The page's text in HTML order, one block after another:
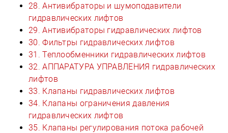
28. Антивибраторы и шумоподавители
гидравлических лифтов
29. Антивибраторы гидравлических лифтов
30. Фильтры гидравлических лифтов
31. Теплообменники гидравлических лифтов
32. АППАРАТУРА УПРАВЛЕНИЯ гидравлических
лифтов
33. Клапаны гидравлических лифтов
34. Клапаны ограничения давления
гидравлических лифтов
35. Клапаны регулирования потока рабочей